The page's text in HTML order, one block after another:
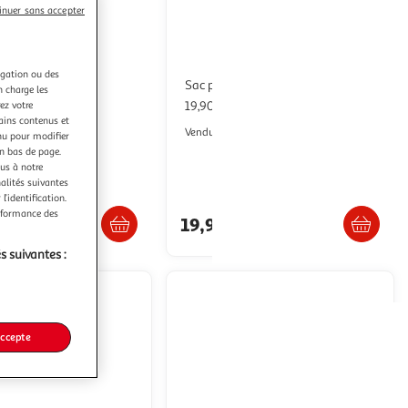
– Grande Taille
Diffusion..
Livraison dès 3/4 jours
Sac pliable French World
19,90€ / pce
Vendu par
19,90€
ou des
charge les
votre
contenus et
pour modifier
bas de page.
à notre
suivantes
des
suivantes :
sans accepter